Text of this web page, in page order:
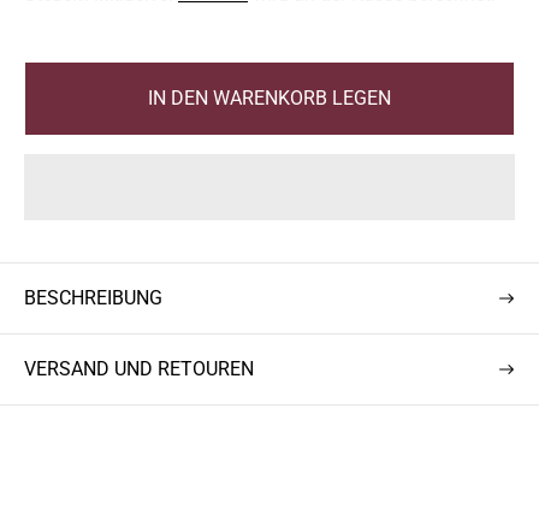
r
f
e
i
s
g
r
r
e
i
s
IN DEN WARENKORB LEGEN
BESCHREIBUNG
VERSAND UND RETOUREN